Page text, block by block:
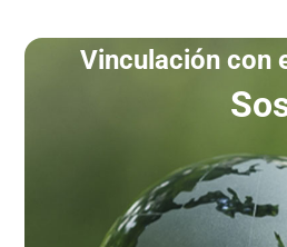
Vinculación con